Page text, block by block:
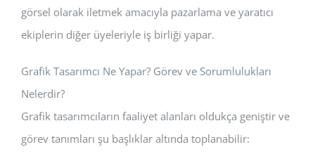
görsel olarak iletmek amacıyla pazarlama ve yaratıcı
ekiplerin diğer üyeleriyle iş birliği yapar.
Grafik Tasarımcı Ne Yapar? Görev ve Sorumlulukları
Nelerdir?
Grafik tasarımcıların faaliyet alanları oldukça geniştir ve
görev tanımları şu başlıklar altında toplanabilir: